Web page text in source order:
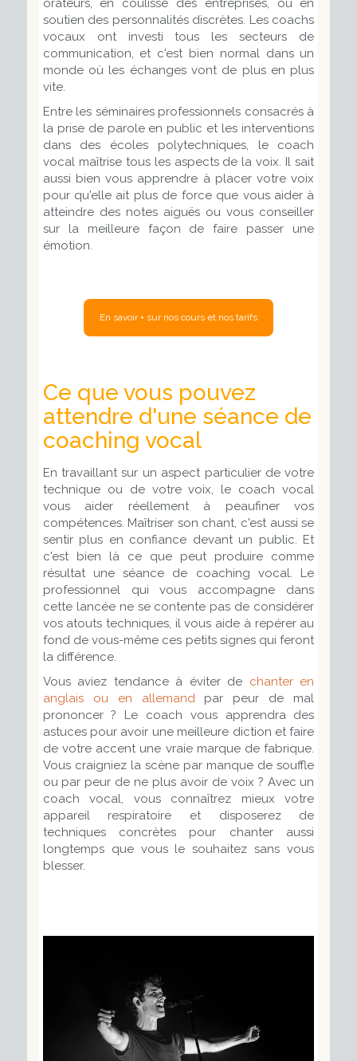
orateurs, en coulisse des entreprises, ou en
soutien des personnalités discrètes. Les coachs
vocaux ont investi tous les secteurs de
communication, et c'est bien normal dans un
monde où les échanges vont de plus en plus
vite.
Entre les séminaires professionnels consacrés à
la prise de parole en public et les interventions
dans des écoles polytechniques, le coach
vocal maîtrise tous les aspects de la voix. Il sait
aussi bien vous apprendre à placer votre voix
pour qu'elle ait plus de force que vous aider à
atteindre des notes aiguës ou vous conseiller
sur la meilleure façon de faire passer une
émotion.
En savoir + sur nos cours et nos tarifs
Ce que vous pouvez
attendre d'une séance de
coaching vocal
En travaillant sur un aspect particulier de votre
technique ou de votre voix, le coach vocal
vous aider réellement à peaufiner vos
compétences. Maîtriser son chant, c'est aussi se
sentir plus en confiance devant un public. Et
c'est bien là ce que peut produire comme
résultat une séance de coaching vocal. Le
professionnel qui vous accompagne dans
cette lancée ne se contente pas de considérer
vos atouts techniques, il vous aide à repérer au
fond de vous-même ces petits signes qui feront
la différence.
Vous aviez tendance à éviter de chanter en
anglais ou en allemandpar peur de mal
prononcer ? Le coach vous apprendra des
astuces pour avoir une meilleure diction et faire
de votre accent une vraie marque de fabrique.
Vous craigniez la scène par manque de souffle
ou par peur de ne plus avoir de voix ? Avec un
coach vocal, vous connaîtrez mieux votre
appareil respiratoire et disposerez de
techniques concrètes pour chanter aussi
longtemps que vous le souhaitez sans vous
blesser.